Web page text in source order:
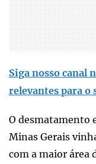
Siga nosso canal
relevantes para o
O desmatamento
Minas Gerais
com a maior área